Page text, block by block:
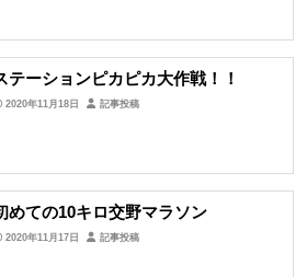
テーションピカピカ大作戦！！
2020年11月18日 記事投稿
めての10キロ交野マラソン
2020年11月17日 記事投稿